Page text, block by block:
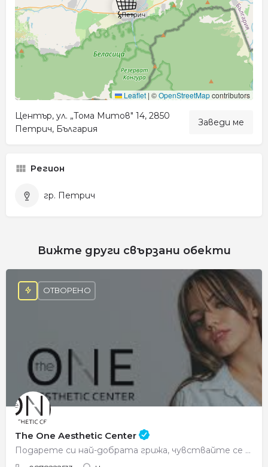
Leaflet | ©OpenStreetMapcontributors
Център, ул. „Тома Митов" 14, 2850
Петрич, България
Заведи ме
Регион
гр. Петрич
Вижте други свързани обекти
The One Aesthetic Center
Подарете си най-добрата грижа, чувствайте се красиви всеки ден.
ОТВОРЕНО